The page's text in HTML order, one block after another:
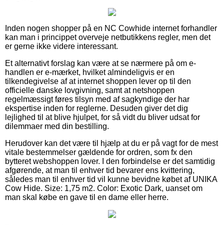
Inden nogen shopper på en NC Cowhide internet forhandler
kan man i princippet overveje netbutikkens regler, men det
er gerne ikke videre interessant.
Et alternativt forslag kan være at se nærmere på om e-
handlen er e-mærket, hvilket almindeligvis er en
tilkendegivelse af at internet shoppen lever op til den
officielle danske lovgivning, samt at netshoppen
regelmæssigt føres tilsyn med af sagkyndige der har
ekspertise inden for reglerne. Desuden giver det dig
lejlighed til at blive hjulpet, for så vidt du bliver udsat for
dilemmaer med din bestilling.
Herudover kan det være til hjælp at du er på vagt for de mest
vitale bestemmelser gældende for ordren, som fx den
bytteret webshoppen lover. I den forbindelse er det samtidig
afgørende, at man til enhver tid bevarer ens kvittering,
således man til enhver tid vil kunne bevidne købet af UNIKA
Cow Hide. Size: 1,75 m2. Color: Exotic Dark, uanset om
man skal købe en gave til en dame eller herre.